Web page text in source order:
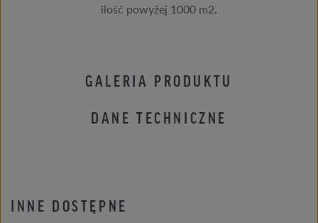
ilość powyżej 1000 m2.
GALERIA PRODUKTU
DANE TECHNICZNE
INNE DOSTĘPNE